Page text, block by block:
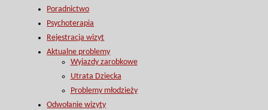
Poradnictwo
Psychoterapia
Rejestracja wizyt
Aktualne problemy
Wyjazdy zarobkowe
Utrata Dziecka
Problemy młodzieży
Odwołanie wizyty